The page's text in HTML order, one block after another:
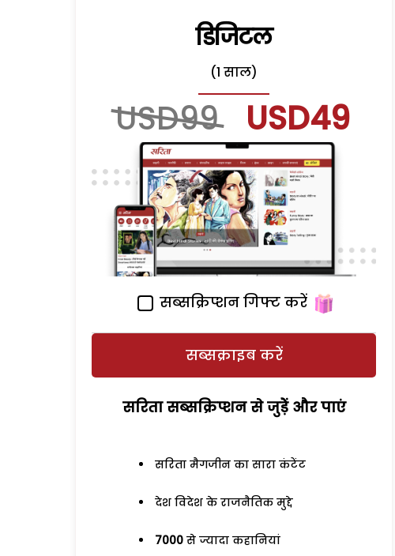
डिजिटल
(1 साल)
USD99 USD49
सब्सक्रिप्शन गिफ्ट करें
सब्सक्राइब करें
सरिता सब्सक्रिप्शन से जुड़ेें और पाएं
सरिता मैगजीन का सारा कंटेंट
देश विदेश के राजनैतिक मुद्दे
7000 से ज्यादा कहानियां